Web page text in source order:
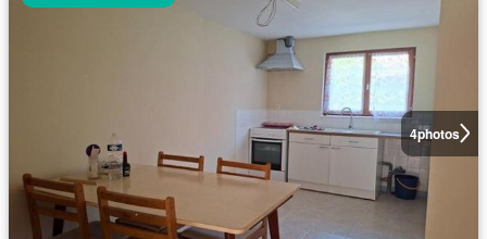
4photos